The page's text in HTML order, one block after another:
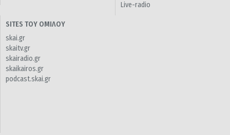
Live-radio
SITES ΤΟΥ ΟΜΙΛΟΥ
skai.gr
skaitv.gr
skairadio.gr
skaikairos.gr
podcast.skai.gr